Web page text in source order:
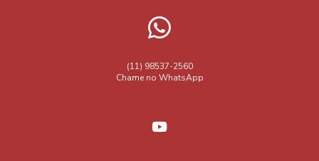
(11) 98537-2560
Chame no WhatsApp